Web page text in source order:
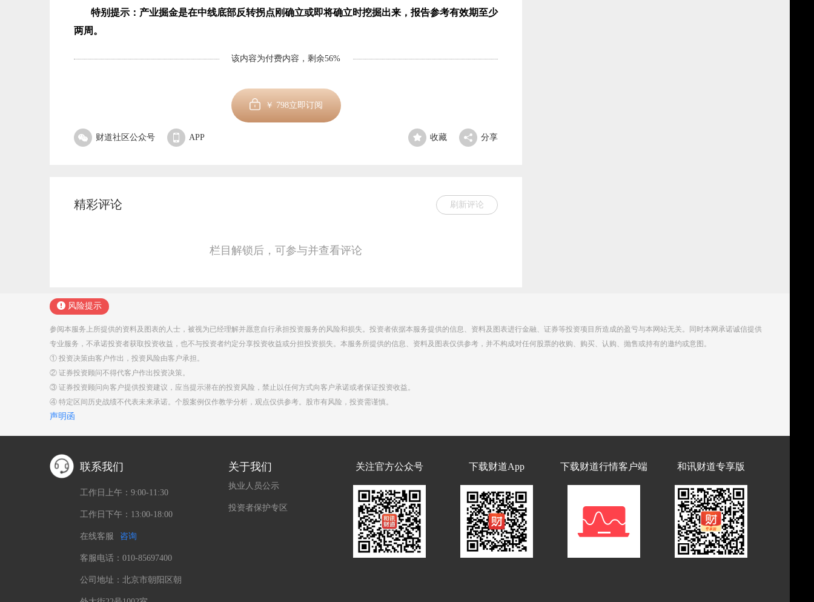
特别提示：产业掘金是在中线底部反转拐点刚确立或即将确立时挖掘出来，报告参考有效期至少
两周。
该内容为付费内容，剩余56%
￥ 798立即订阅
财道社区公众号 APP 分享
收藏
精彩评论 刷新评论
栏目解锁后，可参与并查看评论
风险提示
参阅本服务上所提供的资料及图表的人士，被视为已经理解并愿意自行承担投资服务的风险和损失。投资者依据本服务提供的信息、资料及图表进行金融、证券等投资项目所造成的盈亏与本网站无关。同时本网承诺诚信提供
专业服务，不承诺投资者获取投资收益，也不与投资者约定分享投资收益或分担投资损失。本服务所提供的信息、资料及图表仅供参考，并不构成对任何股票的收购、购买、认购、抛售或持有的邀约或意图。
① 投资决策由客户作出，投资风险由客户承担。
② 证券投资顾问不得代客户作出投资决策。
③ 证券投资顾问向客户提供投资建议，应当提示潜在的投资风险，禁止以任何方式向客户承诺或者保证投资收益。
④ 特定区间历史战绩不代表未来承诺。个股案例仅作教学分析，观点仅供参考。股市有风险，投资需谨慎。
声明函
联系我们
工作日上午：9:00-11:30
工作日下午：13:00-18:00
在线客服 咨询
客服电话：010-85697400
公司地址：北京市朝阳区朝
和讯财道专享版
下载财道行情客户端
下载财道App
关注官方公众号
关于我们
执业人员公示
投资者保护专区